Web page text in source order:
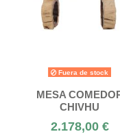
Fuera de stock
MESA
CHIVHU
2.178,00 €